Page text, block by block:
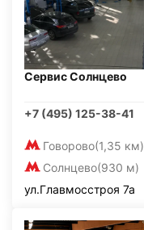
Сервис Солнцево
+7 (495) 125-38-41
Говорово(1,35 км)
Солнцево(930 м)
ул.Главмосстроя 7а